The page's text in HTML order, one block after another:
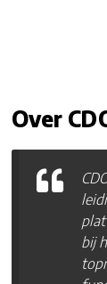
Over
bij